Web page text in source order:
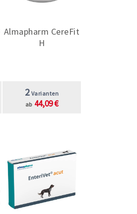
Almapharm CereFit
H
2 Varianten
ab 44,09 €